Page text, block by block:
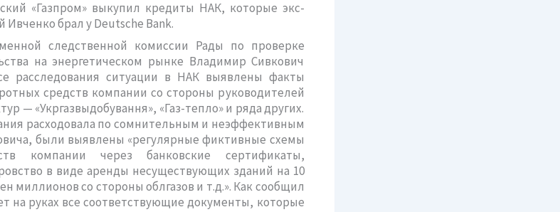
«Газпром» выкупил кредиты НАК, которые экс-
Ивченко брал у Deutsche Bank.
следственной комиссии Рады по проверке
на энергетическом рынке Владимир Сивкович
расследования ситуации в НАК выявлены факты
средств компании со стороны руководителей
— «Укргазвыдобування», «Газ-тепло» и ряда других.
расходовала по сомнительным и неэффективным
были выявлены «регулярные фиктивные схемы
компании через банковские сертификаты,
в виде аренды несуществующих зданий на 10
миллионов со стороны облгазов и т.д.». Как сообщил
на руках все соответствующие документы, которые